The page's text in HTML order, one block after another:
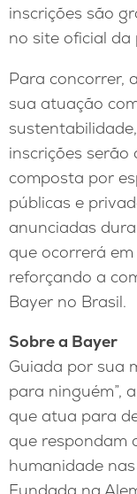
inscrições são
no site oficial da
Para concorrer,
sua atuação
inscrições
composta por
públicas e
anunciadas
que ocorrerá
reforçando a
Bayer no Brasil.
Sobre a Bayer
Guiada por sua
para ninguém”,
que atua para
que respondam
humanidade